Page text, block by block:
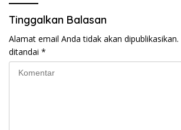
Tinggalkan Balasan
Alamat email Anda tidak akan dipublikasikan.
ditandai *